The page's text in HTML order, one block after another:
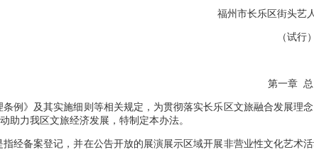
福州市长乐区街头艺
（试行）
第一章 总
例》及其实施细则等相关规定，为贯彻落实长乐区文旅融合发展理
助力我区文旅经济发展，特制定本办法。
经备案登记，并在公告开放的展演展示区域开展非营业性文化艺